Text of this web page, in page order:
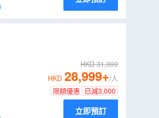
HKD31,999
HKD 28,999+/人
限額優惠 已減3,000
立即預訂